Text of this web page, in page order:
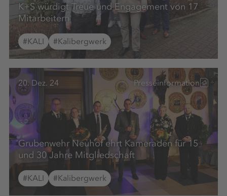
K+S würdigt Treue und Engagement von 17
Mitarbeitern
#KALI #Kalibergwerk
20. Dez. 24 Presseinformation
Grubenwehr Neuhof ehrt Kameraden für 15
und 30 Jahre Mitgliedschaft
#KALI #Kalibergwerk